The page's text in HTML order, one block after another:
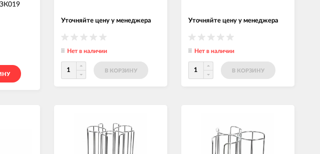
Уточняйте цену у менеджера
Нет в наличии
В КОРЗИНУ
Уточняйте цену у менеджера
Нет в наличии
В КОРЗИНУ